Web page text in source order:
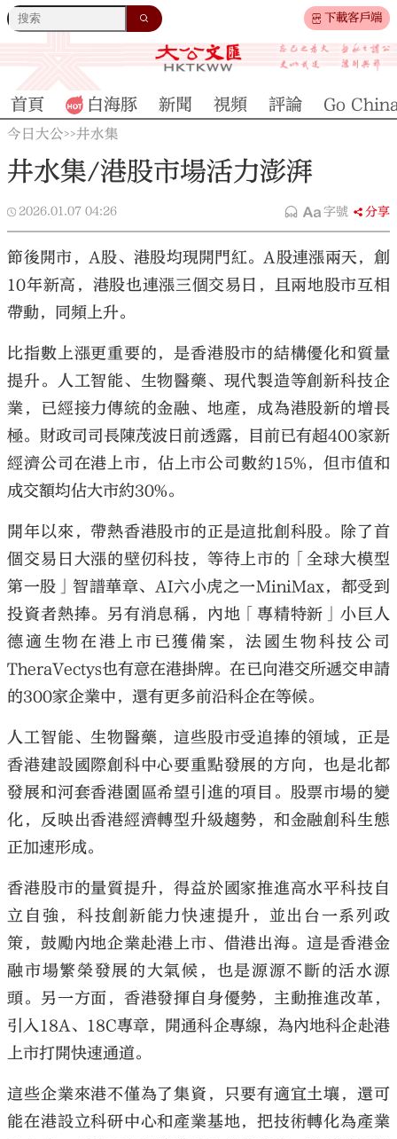
下載客戶端
首頁 白海豚 新聞 視頻 評論 Go
今日大公>>井水集
井水集/港股市場活力澎湃
2026.01.07 04:26 字號 分享
節後開市，A股、港股均現開門紅。A股連漲兩天，創
10年新高，港股也連漲三個交易日，且兩地股市互相
帶動，同頻上升。
比指數上漲更重要的，是香港股市的結構優化和質量
提升。人工智能、生物醫藥、現代製造等創新科技企
業，已經接力傳統的金融、地產，成為港股新的增長
極。財政司司長陳茂波日前透露，目前已有超400家新
經濟公司在港上市，佔上市公司數約15%，但市值和
成交額均佔大市約30%。
開年以來，帶熱香港股市的正是這批創科股。除了首
個交易日大漲的壁仞科技，等待上市的「全球大模型
第一股」智譜華章、AI六小虎之一MiniMax，都受到
投資者熱捧。另有消息稱，內地「專精特新」小巨人
德適生物在港上市已獲備案，法國生物科技公司
TheraVectys也有意在港掛牌。在已向港交所遞交申請
的300家企業中，還有更多前沿科企在等候。
人工智能、生物醫藥，這些股市受追捧的領域，正是
香港建設國際創科中心要重點發展的方向，也是北都
發展和河套香港園區希望引進的項目。股票市場的變
化，反映出香港經濟轉型升級趨勢，和金融創科生態
正加速形成。
香港股市的量質提升，得益於國家推進高水平科技自
立自強，科技創新能力快速提升，並出台一系列政
策，鼓勵內地企業赴港上市、借港出海。這是香港金
融市場繁榮發展的大氣候，也是源源不斷的活水源
頭。另一方面，香港發揮自身優勢，主動推進改革，
引入18A、18C專章，開通科企專線，為內地科企赴港
上市打開快速通道。
這些企業來港不僅為了集資，只要有適宜土壤，還可
能在港設立科研中心和產業基地，把技術轉化為產業